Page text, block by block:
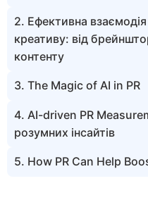
2. Ефективна
креативу: від
контенту
3. The Magic of AI in PR
4. AI-driven PR
розумних інсайтів
5. How PR Can Help